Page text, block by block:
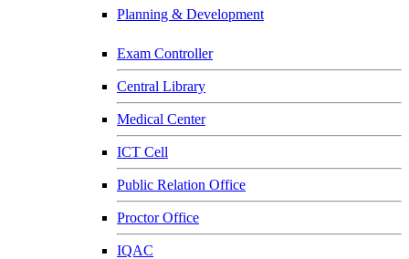
Planning & Development
Exam Controller
Central Library
Medical Center
ICT Cell
Public Relation Office
Proctor Office
IQAC